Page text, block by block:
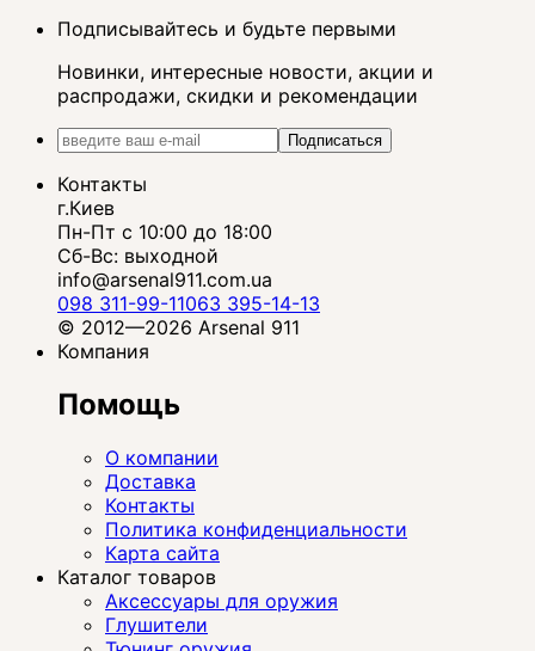
Подписывайтесь и будьте первыми
Новинки, интересные новости, акции и
распродажи, скидки и рекомендации
Подписаться
Контакты
г.Киев
Пн-Пт с 10:00 до 18:00
Сб-Вс: выходной
info@arsenal911.com.ua
098 311-99-11063 395-14-13
© 2012—2026 Arsenal 911
Компания
Помощь
О компании
Доставка
Контакты
Политика конфиденциальности
Карта сайта
Каталог товаров
Аксессуары для оружия
Глушители